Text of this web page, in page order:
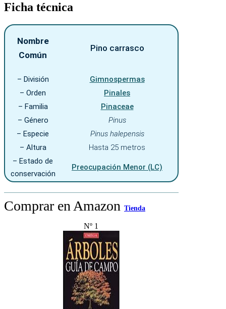
Ficha técnica
Nombre
Común
Pino carrasco
– División
Gimnospermas
– Orden
Pinales
– Familia
Pinaceae
– Género
Pinus
– Especie
Pinus halepensis
– Altura
Hasta 25 metros
– Estado de
conservación
Preocupación Menor (LC)
Comprar en Amazon Tienda
Nº 1